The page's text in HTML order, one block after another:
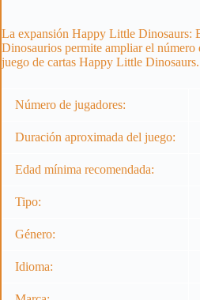
La expansión Happy Little Dinosaurs:
Dinosaurios permite ampliar el número
juego de cartas Happy Little Dinosaurs.
Número de jugadores:
Duración aproximada del juego:
Edad mínima recomendada:
Tipo:
Género:
Idioma: